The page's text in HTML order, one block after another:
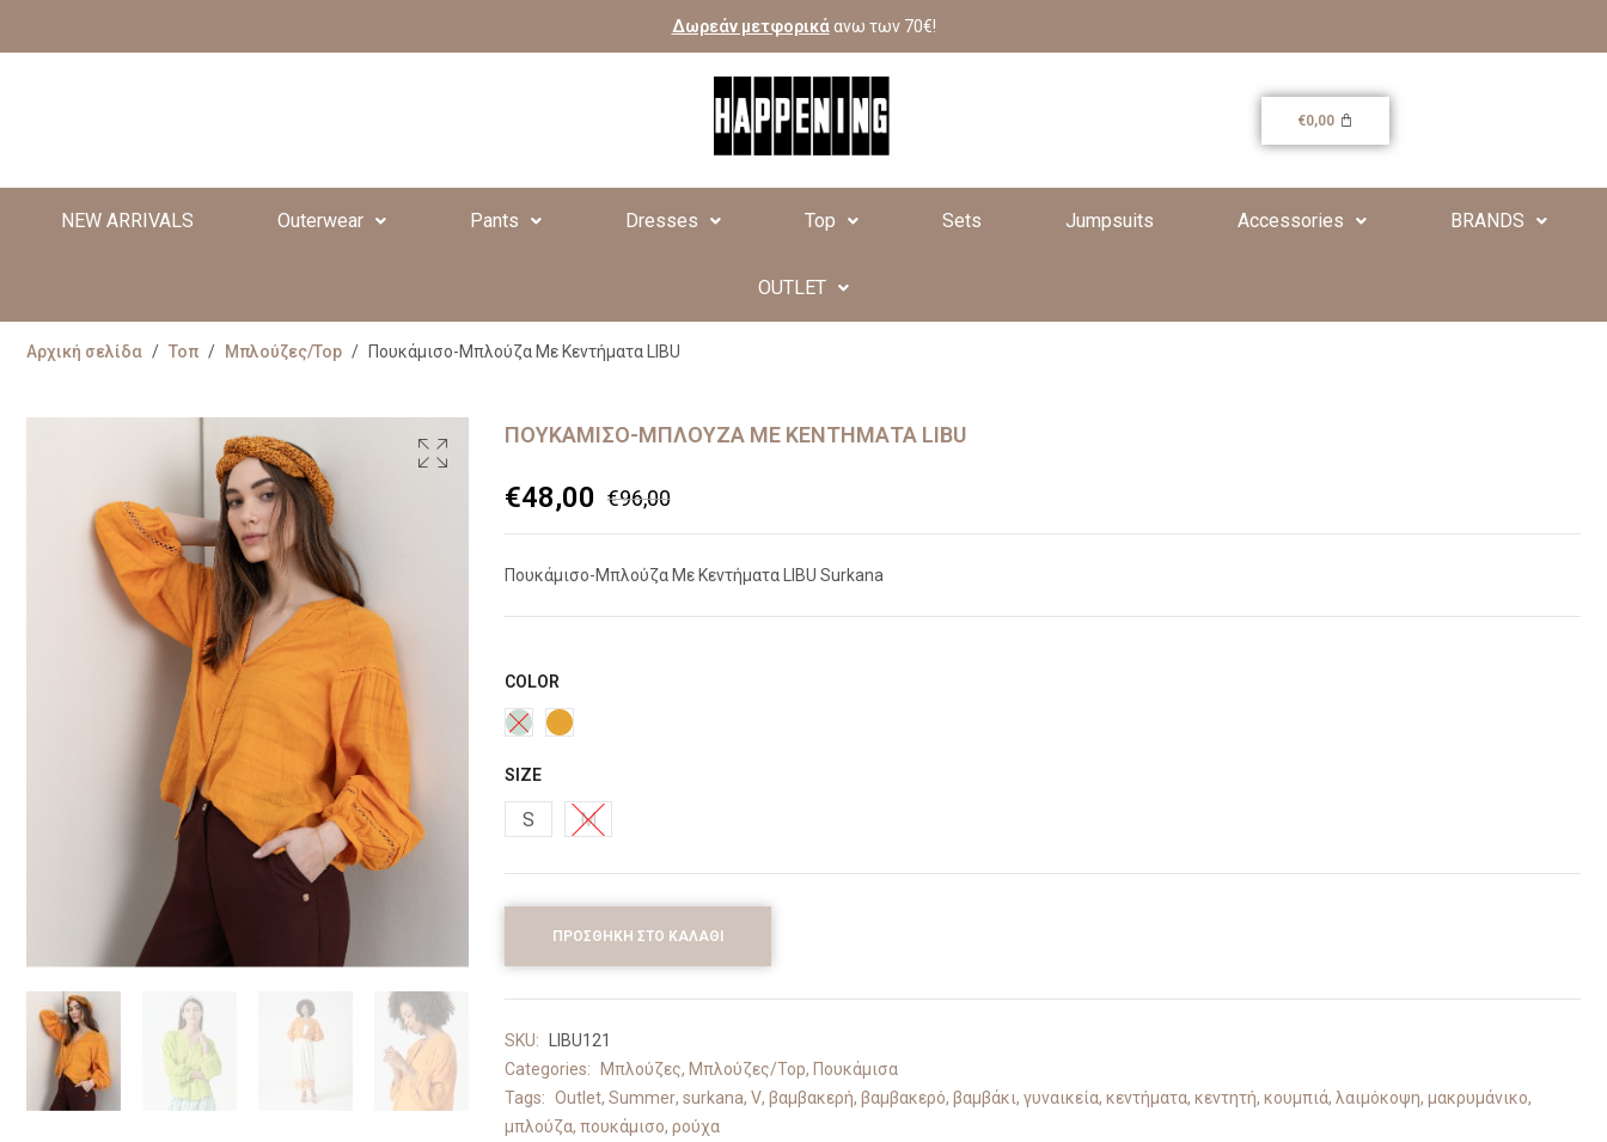
Δωρεάν μετφορικάανω των 70€!
€0,00
NEW ARRIVALS Outerwear Pants Dresses Top Sets Jumpsuits Accessories BRANDS
OUTLET
Αρχική σελίδα / Τοπ / Μπλούζες/Top / Πουκάμισο-Μπλούζα Με Κεντήματα LIBU
ΠΟΥΚΆΜΙΣΟ-ΜΠΛΟΎΖΑ ΜΕ ΚΕΝΤΉΜΑΤΑ LIBU
€96,00
€48,00
Πουκάμισο-Μπλούζα Με Κεντήματα LIBU Surkana
COLOR
SIZE
S M
ΠΡΟΣΘΉΚΗ ΣΤΟ ΚΑΛΆΘΙ
SKU:
LIBU121
Categories:
Μπλούζες, Μπλούζες/Top, Πουκάμισα
Tags: Outlet, Summer, surkana, V, βαμβακερή, βαμβακερό, βαμβάκι, γυναικεία, κεντήματα, κεντητή, κουμπιά, λαιμόκοψη, μακρυμάνικο,
μπλούζα, πουκάμισο, ρούχα